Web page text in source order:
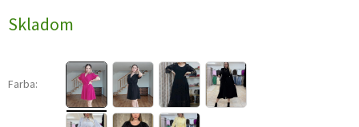
cena:
Skladom
Farba: